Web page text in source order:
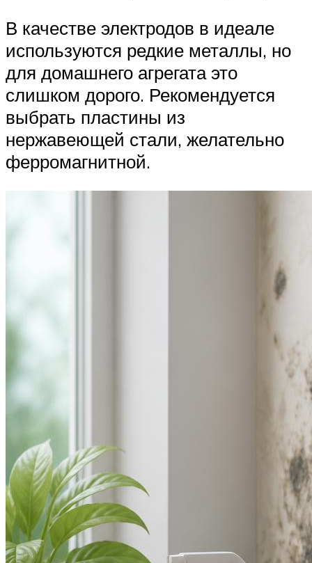
В качестве электродов в идеале
используются редкие металлы, но
для домашнего агрегата это
слишком дорого. Рекомендуется
выбрать пластины из
нержавеющей стали, желательно
ферромагнитной.